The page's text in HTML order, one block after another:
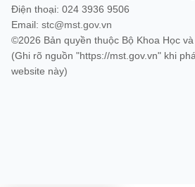
Điện thoại: 024 3936 9506
Email: stc@mst.gov.vn
©2026 Bản quyền thuộc Bộ Khoa Học
(Ghi rõ nguồn "https://mst.gov.vn" khi
website này)